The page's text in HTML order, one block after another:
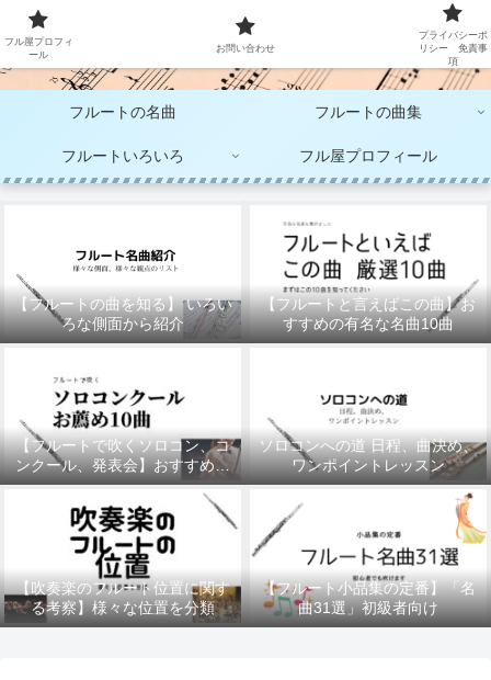
大人のフルート演奏
フルートの名曲 フルートの曲集
フルートいろいろ フル屋プロフィール
【フルートの曲を知る】 いろい
ろな側面から紹介
【フルートと言えばこの曲】お
すすめの有名な名曲10曲
【フルートで吹くソロコン、コ
ンクール、発表会】おすすめの
10曲
ソロコンへの道 日程、曲決め、
ワンポイントレッスン
【吹奏楽のフルート位置に関す
る考察】様々な位置を分類
【フルート小品集の定番】「名
曲31選」初級者向け
フル屋プロフィ
ール
お問い合わせ
プライバシーポ
リシー 免責事
項